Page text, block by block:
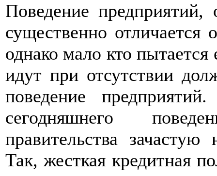
Поведение
существенно
однако мало кто
идут при отсутствии
поведение
сегодняшнего
правительства
Так, жесткая кредитная